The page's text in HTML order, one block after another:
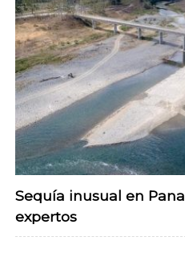
Sequía inusual en
expertos